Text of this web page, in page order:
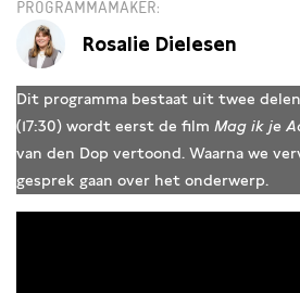
PROGRAMMAMAKER
Rosalie Dielesen
Dit programma bestaat uit twee
(17:30) wordt eerst de film Mag ik je
van den Dop vertoond. Waarna we
gesprek gaan over het onderwerp.